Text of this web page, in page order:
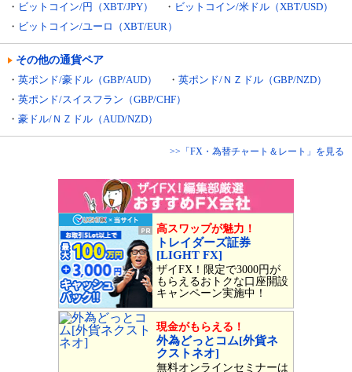
・ ビットコイン/円（XBT/JPY） ・ ビットコイン/米ドル（XBT/USD）
・ ビットコイン/ユーロ（XBT/EUR）
その他の通貨ペア
・ 英ポンド/豪ドル（GBP/AUD） ・ 英ポンド/ＮＺドル（GBP/NZD）
・ 英ポンド/スイスフラン（GBP/CHF）
・ 豪ドル/ＮＺドル（AUD/NZD）
>>「FX・為替チャート＆レート」を見る
高スワップが魅力！
トレイダーズ証券
[LIGHT FX]
ザイFX！限定で3000円が
もらえるおトクな口座開設
キャンペーン実施中！
現金がもらえる！
外為どっとコム[外貨ネ
クストネオ]
無料オンラインセミナーは